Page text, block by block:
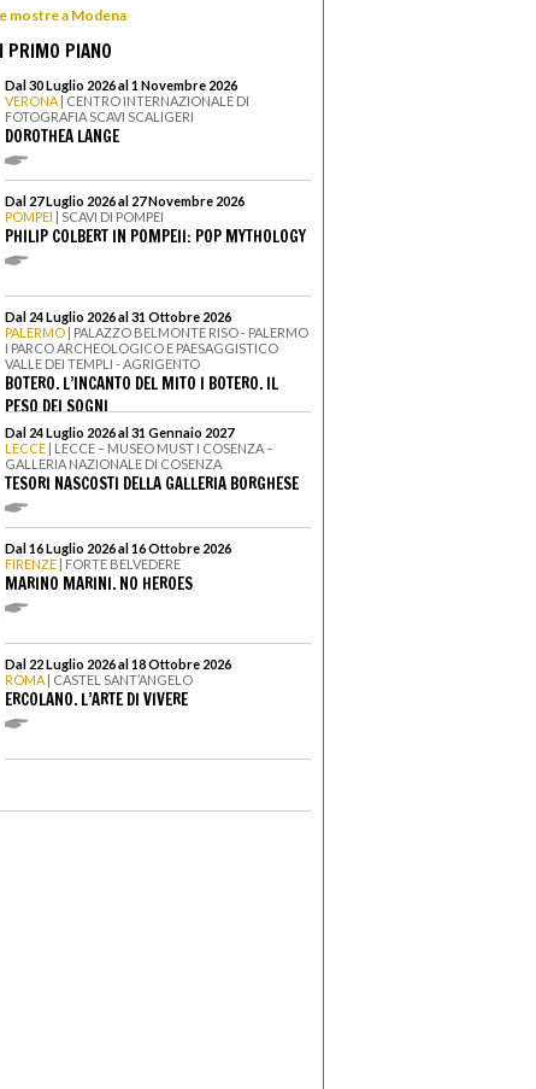
mostre a Modena
PRIMO PIANO
Dal 30 Luglio 2026 al 1 Novembre 2026
VERONA | CENTRO INTERNAZIONALE DI
FOTOGRAFIA SCAVI SCALIGERI
DOROTHEA LANGE
Dal 27 Luglio 2026 al 27 Novembre 2026
POMPEI | SCAVI DI POMPEI
PHILIP COLBERT IN POMPEII: POP MYTHOLOGY
Dal 24 Luglio 2026 al 31 Ottobre 2026
PALERMO | PALAZZO BELMONTE RISO - PALERMO
I PARCO ARCHEOLOGICO E PAESAGGISTICO
VALLE DEI TEMPLI - AGRIGENTO
BOTERO. L’INCANTO DEL MITO I BOTERO. IL
PESO DEI SOGNI
Dal 24 Luglio 2026 al 31 Gennaio 2027
LECCE | LECCE – MUSEO MUST I COSENZA –
GALLERIA NAZIONALE DI COSENZA
TESORI NASCOSTI DELLA GALLERIA BORGHESE
Dal 16 Luglio 2026 al 16 Ottobre 2026
FIRENZE | FORTE BELVEDERE
MARINO MARINI. NO HEROES
Dal 22 Luglio 2026 al 18 Ottobre 2026
ROMA | CASTEL SANT’ANGELO
ERCOLANO. L’ARTE DI VIVERE